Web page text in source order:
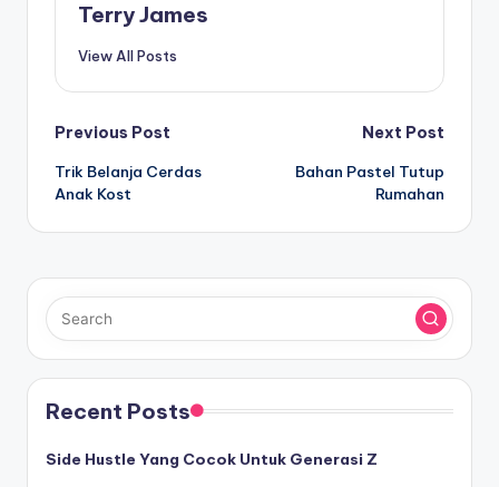
Terry James
View All Posts
Post
navigation
Previous Post
Trik Belanja Cerdas
Anak Kost
Next Post
Bahan Pastel Tutup
Rumahan
Recent Posts
Side Hustle Yang Cocok Untuk Generasi Z